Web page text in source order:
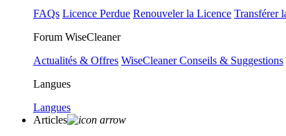
FAQs Licence Perdue Renouveler la Licence Transférer
Forum WiseCleaner
Actualités & Offres WiseCleaner Conseils & Suggestions
Langues
Langues
Articles